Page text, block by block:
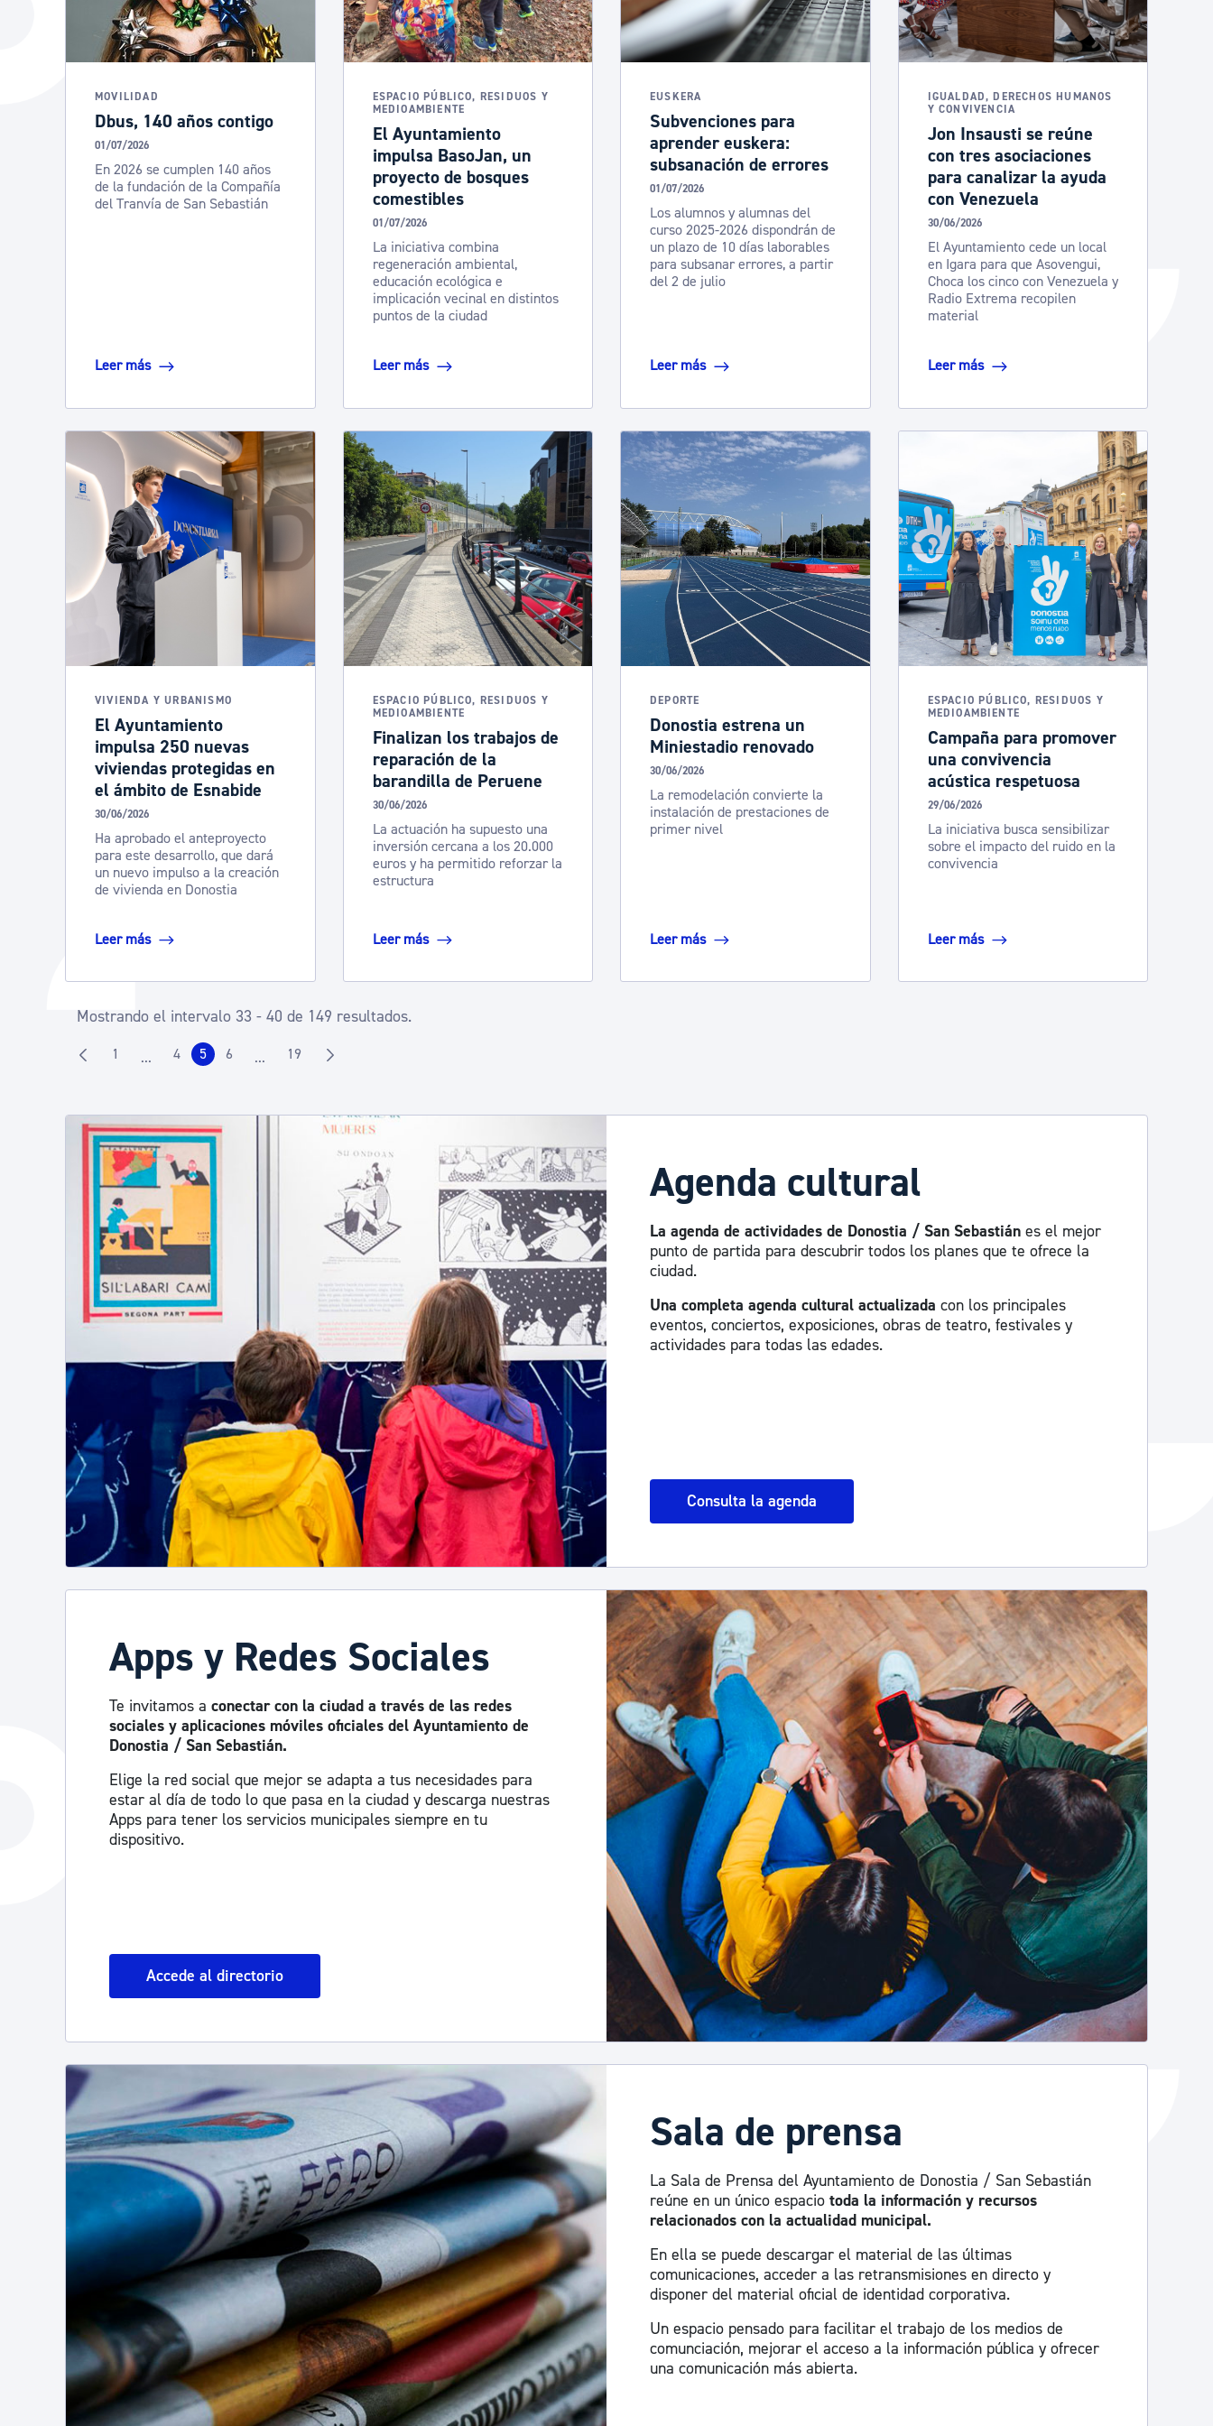
La ciudad
La ciudad ahora
La ciudad futura
Actualidad
Noticias
Administración municipal
Tablón de anuncios oficiales
Portal de transparencia
Catálogo de trámites
Ayuda a la tramitación
MOVILIDAD
Dbus, 140 años contigo
01/07/2026
En 2026 se cumplen 140 años
de la fundación de la Compañía
del Tranvía de San Sebastián
Leer más
ESPACIO PÚBLICO, RESIDUOS Y
MEDIOAMBIENTE
El Ayuntamiento
impulsa BasoJan, un
proyecto de bosques
comestibles
01/07/2026
La iniciativa combina
regeneración ambiental,
educación ecológica e
implicación vecinal en distintos
puntos de la ciudad
Leer más
EUSKERA
Subvenciones para
aprender euskera:
subsanación de errores
01/07/2026
Los alumnos y alumnas del
curso 2025-2026 dispondrán de
un plazo de 10 días laborables
para subsanar errores, a partir
del 2 de julio
Leer más
IGUALDAD, DERECHOS HUMANOS
Y CONVIVENCIA
​​​​​​Jon Insausti se reúne
con tres asociaciones
para canalizar la ayuda
con Venezuela
30/06/2026
El Ayuntamiento cede un local
en Igara para que Asovengui,
Choca los cinco con Venezuela y
Radio Extrema recopilen
material
Leer más
VIVIENDA Y URBANISMO
El Ayuntamiento
impulsa 250 nuevas
viviendas protegidas en
el ámbito de Esnabide
30/06/2026
Ha aprobado el anteproyecto
para este desarrollo, que dará
un nuevo impulso a la creación
de vivienda en Donostia
Leer más
ESPACIO PÚBLICO, RESIDUOS Y
MEDIOAMBIENTE
Finalizan los trabajos de
reparación de la
barandilla de Peruene
30/06/2026
La actuación ha supuesto una
inversión cercana a los 20.000
euros y ha permitido reforzar la
estructura
Leer más
DEPORTE
Donostia estrena un
Miniestadio renovado
30/06/2026
La remodelación convierte la
instalación de prestaciones de
primer nivel
Leer más
ESPACIO PÚBLICO, RESIDUOS Y
MEDIOAMBIENTE
Campaña para promover
una convivencia
acústica respetuosa
29/06/2026
La iniciativa busca sensibilizar
sobre el impacto del ruido en la
convivencia
Leer más
Mostrando el intervalo 33 - 40 de 149 resultados.
Página
1 ...Páginas intermedias Use TAB para desplazarse.
Página
4 Página
5 Página
6 ...Páginas intermedias Use TAB para desplazarse.
Página
19
Agenda cultural
La agenda de actividades de Donostia / San Sebastián es el mejor
punto de partida para descubrir todos los planes que te ofrece la
ciudad.
Una completa agenda cultural actualizada con los principales
eventos, conciertos, exposiciones, obras de teatro, festivales y
actividades para todas las edades.
Consulta la agenda
Apps y Redes Sociales
Te invitamos a conectar con la ciudad a través de las redes
sociales y aplicaciones móviles oficiales del Ayuntamiento de
Donostia / San Sebastián.
Elige la red social que mejor se adapta a tus necesidades para
estar al día de todo lo que pasa en la ciudad y descarga nuestras
Apps para tener los servicios municipales siempre en tu
dispositivo.
Accede al directorio
Sala de prensa
La Sala de Prensa del Ayuntamiento de Donostia / San Sebastián
reúne en un único espacio toda la información y recursos
relacionados con la actualidad municipal.
En ella se puede descargar el material de las últimas
comunicaciones, acceder a las retransmisiones en directo y
disponer del material oficial de identidad corporativa.
Un espacio pensado para facilitar el trabajo de los medios de
comunciación, mejorar el acceso a la información pública y ofrecer
una comunicación más abierta.